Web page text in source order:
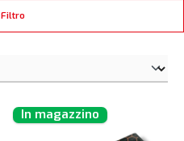
Filtro
In magazzino